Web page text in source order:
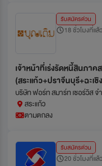
รับสมัครด่วน
18 ชั่วโมงที่แล้ว
เจ้าหน้าที่เร่งรัดหนี้สินภาค
(สระแก้ว+ปราจีนบุรี+ฉะเชิ
บริษัท ฟอร์ท สมาร์ท เซอร์วิส จ
สระแก้ว
ตามตกลง
รับสมัครด่วน
20 ชั่วโมงที่แล้ว